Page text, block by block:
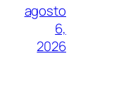
agosto
6,
2026